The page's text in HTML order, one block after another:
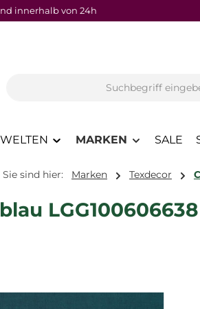
innerhalb von 24h
MARKEN SALE
Sie sind hier: Marken Texdecor
LGG100606638